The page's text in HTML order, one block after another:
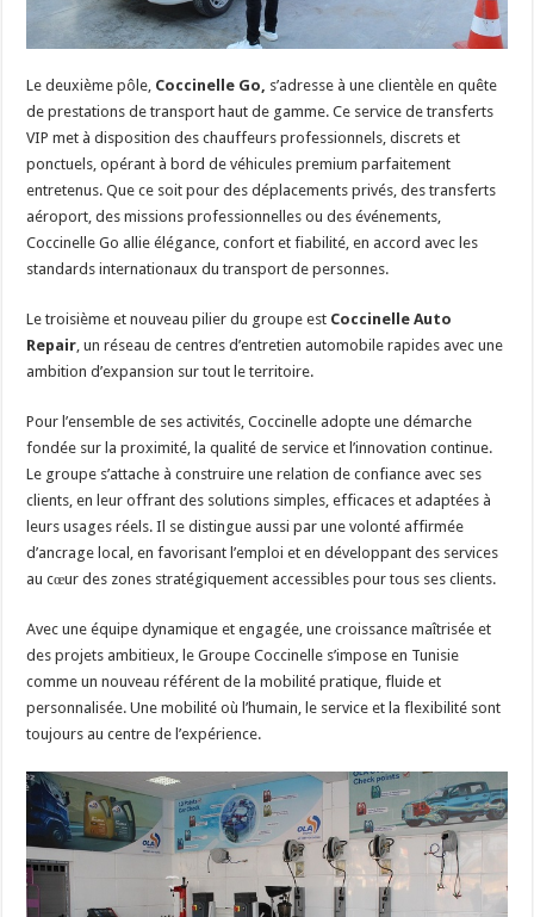
Le deuxième pôle, Coccinelle Go, s’adresse à une clientèle en quête
de prestations de transport haut de gamme. Ce service de transferts
VIP met à disposition des chauffeurs professionnels, discrets et
ponctuels, opérant à bord de véhicules premium parfaitement
entretenus. Que ce soit pour des déplacements privés, des transferts
aéroport, des missions professionnelles ou des événements,
Coccinelle Go allie élégance, confort et fiabilité, en accord avec les
standards internationaux du transport de personnes.
Le troisième et nouveau pilier du groupe est Coccinelle Auto
Repair, un réseau de centres d’entretien automobile rapides avec une
ambition d’expansion sur tout le territoire.
Pour l’ensemble de ses activités, Coccinelle adopte une démarche
fondée sur la proximité, la qualité de service et l’innovation continue.
Le groupe s’attache à construire une relation de confiance avec ses
clients, en leur offrant des solutions simples, efficaces et adaptées à
leurs usages réels. Il se distingue aussi par une volonté affirmée
d’ancrage local, en favorisant l’emploi et en développant des services
au cœur des zones stratégiquement accessibles pour tous ses clients.
Avec une équipe dynamique et engagée, une croissance maîtrisée et
des projets ambitieux, le Groupe Coccinelle s’impose en Tunisie
comme un nouveau référent de la mobilité pratique, fluide et
personnalisée. Une mobilité où l’humain, le service et la flexibilité sont
toujours au centre de l’expérience.